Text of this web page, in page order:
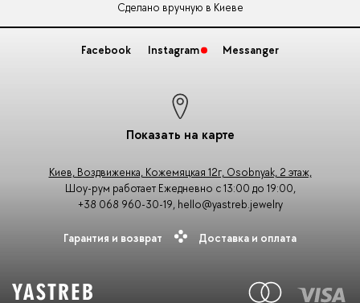
Сделано вручную в Киеве
Facebook Instagram Messanger
Показать на карте
Киев, Воздвиженка, Кожемяцкая 12г, Osobnyak, 2 этаж,
Шоу-рум работает Ежедневно с 13:00 до 19:00,
+38 068 960-30-19, hello@yastreb.jewelry
Гарантия и возврат Доставка и оплата